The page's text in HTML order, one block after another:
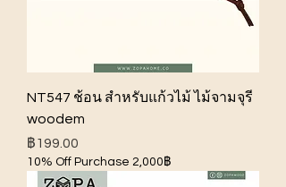
NT547 ช้อน สำหรับแก้วไม้ ไม้จามจุรี
woodem
ราคา
฿199.00
10% Off Purchase 2,000฿